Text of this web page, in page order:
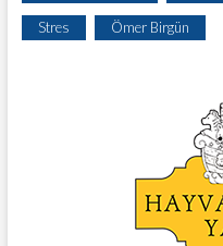
Stres Ömer Birgün